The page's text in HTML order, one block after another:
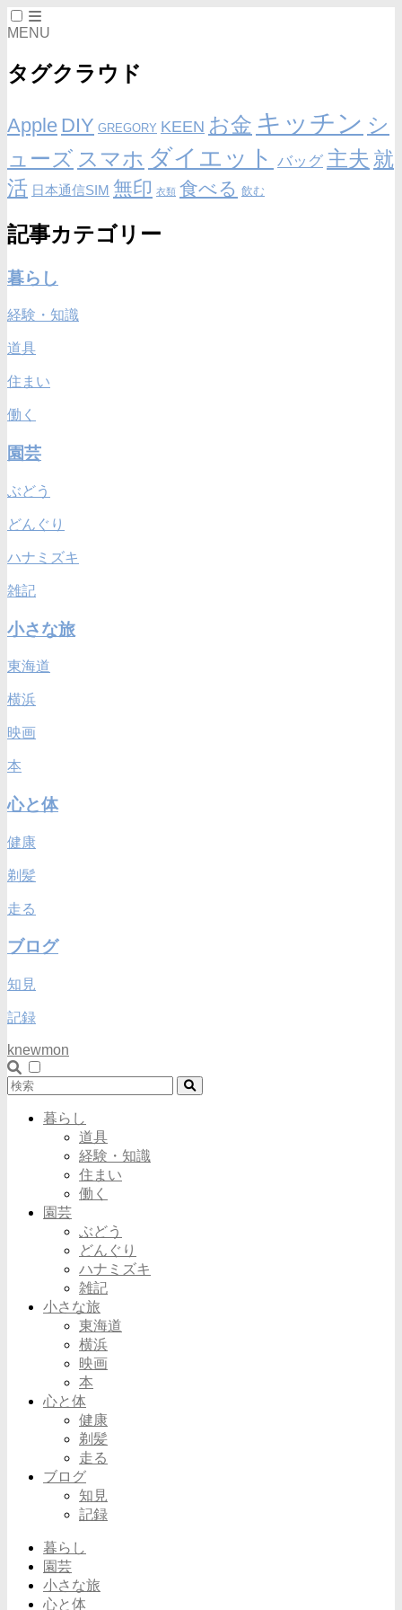
MENU
タグクラウド
Apple DIY GREGORY KEEN お金 キッチン シ
ューズ スマホ ダイエット バッグ 主夫 就
活 日本通信SIM 無印 衣類 食べる 飲む
記事カテゴリー
暮らし
経験・知識
道具
住まい
働く
園芸
ぶどう
どんぐり
ハナミズキ
雑記
小さな旅
東海道
横浜
映画
本
心と体
健康
剃髪
走る
ブログ
知見
記録
knewmon
暮らし
道具
経験・知識
住まい
働く
園芸
ぶどう
どんぐり
ハナミズキ
雑記
小さな旅
東海道
横浜
映画
本
心と体
健康
剃髪
走る
ブログ
知見
記録
暮らし
園芸
小さな旅
心と体